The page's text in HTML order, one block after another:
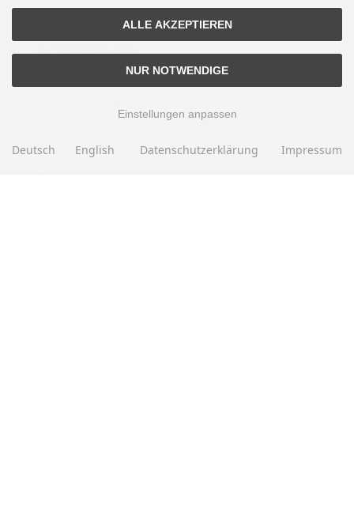
Erklärung zur Barrierefreiheit
Entsorgung von Altbatterien
ALLE AKZEPTIEREN
NUR NOTWENDIGE
Einstellungen anpassen
Deutsch English Datenschutzerklärung Impressum